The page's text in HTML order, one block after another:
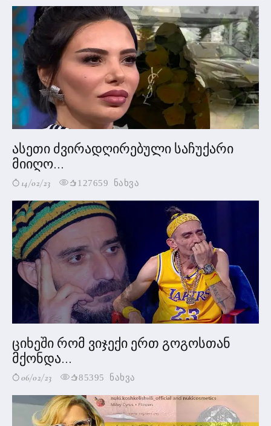
ასეთი ძვირადღირებული საჩუქარი
მიიღო...
14/02/23 127659 ნახვა
ციხეში რომ ვიჯექი ერთ გოგოსთან
მქონდა...
06/02/23 85395 ნახვა